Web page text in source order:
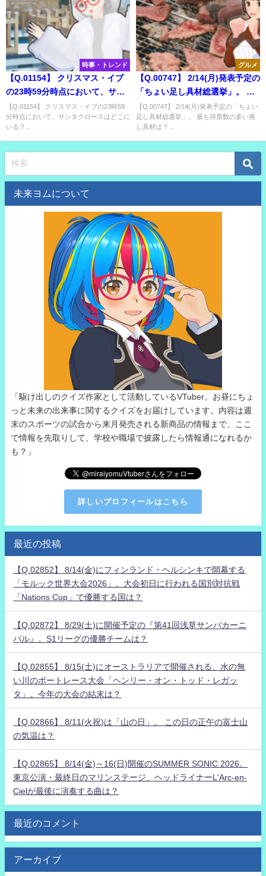
時事・トレンド
【Q.01154】 クリスマス・イブ
の23時59分時点において、サン
タクロースはどこにいる？
【Q.01154】 クリスマス・イブの23時59
分時点において、サンタクロースはどこに
いる？...
グルメ
【Q.00747】 2/14(月)発表予定の
「ちょい足し具材総選挙」。 最
も得票数の多い推し具材は？
【Q.00747】 2/14(月)発表予定の「ちょい
足し具材総選挙」。 最も得票数の多い推
し具材は？...
未来ヨムについて
「駆け出しのクイズ作家として活動しているVTuber。お昼にちょ
っと未来の出来事に関するクイズをお届けしています。内容は週
末のスポーツの試合から来月発売される新商品の情報まで、ここ
で情報を先取りして、学校や職場で披露したら情報通になれるか
も？」
詳しいプロフィールはこちら
最近の投稿
【Q.02852】 8/14(金)にフィンランド・ヘルシンキで開幕する
「モルック世界大会2026」。大会初日に行われる国別対抗戦
「Nations Cup」で優勝する国は？
【Q.02872】 8/29(土)に開催予定の『第41回浅草サンバカーニ
バル』。S1リーグの優勝チームは？
【Q.02855】 8/15(土)にオーストラリアで開催される、水の無
い川のボートレース大会「ヘンリー・オン・トッド・レガッ
タ」。今年の大会の結末は？
【Q.02866】 8/11(火祝)は「山の日」。 この日の正午の富士山
の気温は？
【Q.02865】 8/14(金)～16(日)開催のSUMMER SONIC 2026。
東京公演・最終日のマリンステージ、ヘッドライナーL'Arc-en-
Cielが最後に演奏する曲は？
最近のコメント
アーカイブ